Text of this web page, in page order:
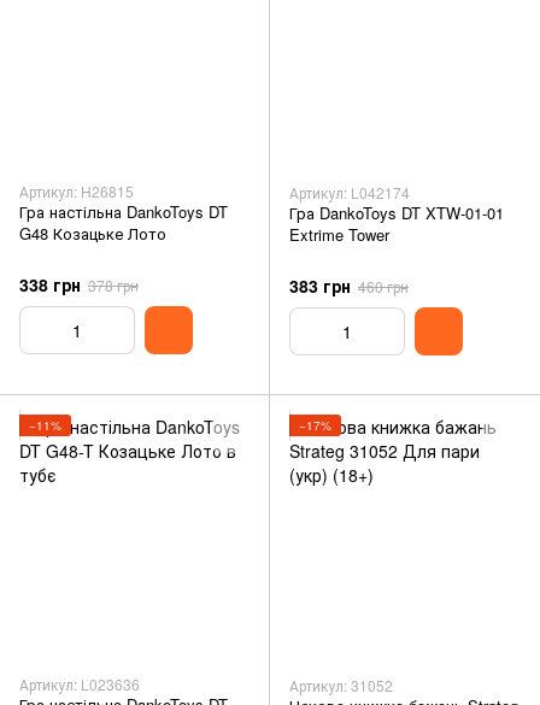
Артикул: H26815
Гра настільна DankoToys DT
G48 Козацьке Лото
338 грн 378 грн
Артикул: L042174
Гра DankoToys DT XTW-01-01
Extrime Tower
383 грн 460 грн
−11%
Артикул: L023636
−17%
Артикул: 31052